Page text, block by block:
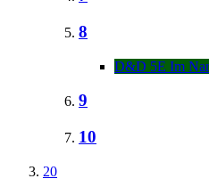
8
D&D 5E Im
9
10
20